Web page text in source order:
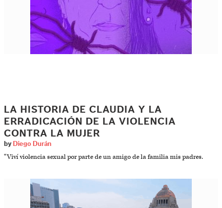
LA HISTORIA DE CLAUDIA Y LA
ERRADICACIÓN DE LA VIOLENCIA
CONTRA LA MUJER
by Diego Durán
“Viví violencia sexual por parte de un amigo de la familia mis padres.